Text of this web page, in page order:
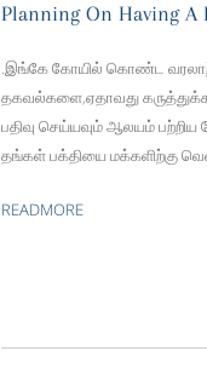
Planning On Having A
.இங்கே கோயில் கொண்ட
தகவல்களை,ஏதாவது
பதிவு செய்யவும் ஆலயம்
தங்கள் பக்தியை மக்களிற்கு
READMORE